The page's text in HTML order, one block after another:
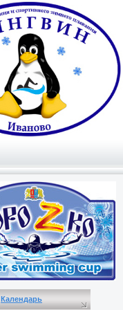
Календарь